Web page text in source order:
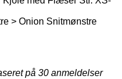
> Onion Snitmønstre
på 30 anmeldelser